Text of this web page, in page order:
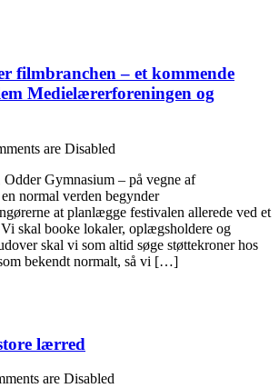
filmbranchen – et kommende
Medielærerforeningen og
are Disabled
Gymnasium – på vegne af
normal verden begynder
at planlægge festivalen allerede ved et
skal booke lokaler, oplægsholdere og
skal vi som altid søge støttekroner hos
bekendt normalt, så vi […]
lærred
are Disabled